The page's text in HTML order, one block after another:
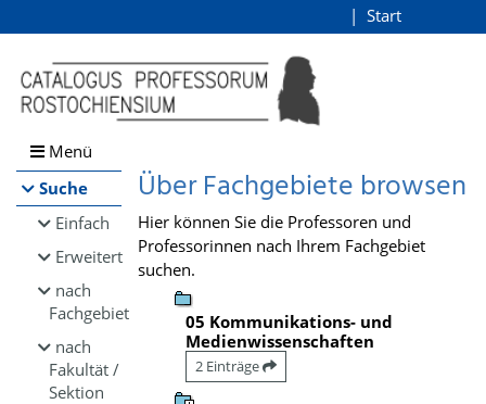
Browsen
direkt zum Inhalt
Start
Menü
Suche
Einfach
Erweitert
nach
Fachgebiet
nach
Fakultät /
Sektion
Über Fachgebiete browsen
Hier können Sie die Professoren und
Professorinnen nach Ihrem Fachgebiet
suchen.
05 Kommunikations- und
Medienwissenschaften
2 Einträge